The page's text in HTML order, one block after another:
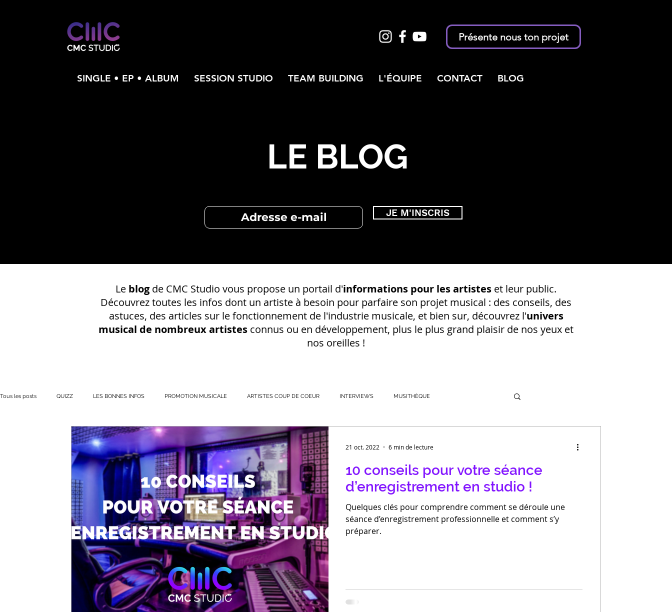
Présente nous ton projet
SINGLE • EP • ALBUM SESSION STUDIO TEAM BUILDING L'ÉQUIPE CONTACT BLOG
LE BLOG
JE M'INSCRIS
Le blog de CMC Studio vous propose un portail d'informations pour les artistes et leur public.
Découvrez toutes les infos dont un artiste à besoin pour parfaire son projet musical : des conseils, des
astuces, des articles sur le fonctionnement de l'industrie musicale, et bien sur, découvrez l'univers
musical de nombreux artistes connus ou en développement, plus le plus grand plaisir de nos yeux et
nos oreilles !
Tous les posts QUIZZ LES BONNES INFOS PROMOTION MUSICALE ARTISTES COUP DE COEUR INTERVIEWS MUSITHÈQUE
PRÉSENCE EN LIGNE Votre communauté CONSEILS SUR UN ENREGISTREMENT EN S
10 conseils pour votre séance
d’enregistrement en studio !
Quelques clés pour comprendre comment se déroule une
séance d’enregistrement professionnelle et comment s’y
préparer.
21 oct. 2022 6 min de lecture